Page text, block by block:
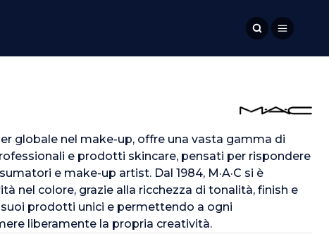
globale nel make-up, offre una vasta gamma di
e prodotti skincare, pensati per rispondere
e make-up artist. Dal 1984, M·A·C si è
nel colore, grazie alla ricchezza di tonalità, finish e
prodotti unici e permettendo a ogni
liberamente la propria creatività.